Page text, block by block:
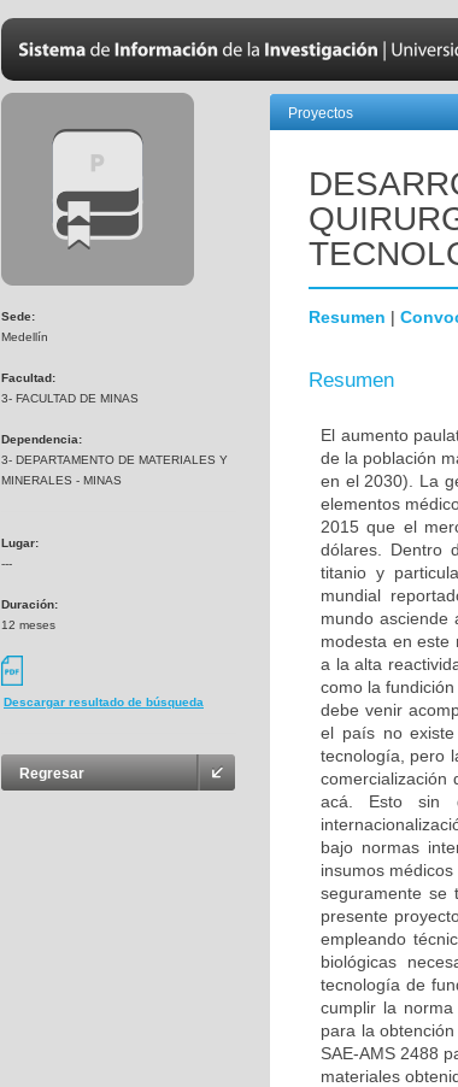
Sede:
Medellín
Facultad:
3- FACULTAD DE MINAS
Dependencia:
3- DEPARTAMENTO DE MATERIALES Y
MINERALES - MINAS
Lugar:
---
Duración:
12 meses
Descargar resultado de búsqueda
Regresar
Proyectos
Resumen |
Resumen
El aumento
de la población
en el 2030). La
elementos
2015 que el
dólares. Dentro
titanio y
mundial
mundo asciende
modesta en este
a la alta
como la
debe venir
el país no
tecnología, pero
comercialización
acá. Esto sin
bajo normas
insumos
seguramente se
presente
empleando
biológicas
tecnología de
cumplir la
para la
SAE-AMS 2488
materiales